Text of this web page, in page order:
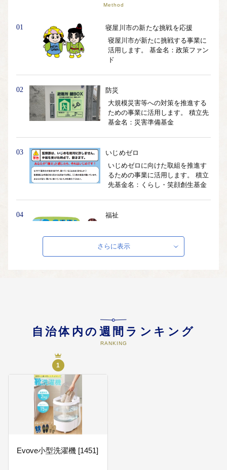
Method
01
寝屋川市の新たな挑戦を応援
寝屋川市が新たに挑戦する事業に
活用します。 基金名：政策ファン
ド
02
防災
大規模災害等への対策を推進する
ための事業に活用します。 積立先
基金名：災害準備基金
03
いじめゼロ
いじめゼロに向けた取組を推進す
るための事業に活用します。 積立
先基金名：くらし・笑顔創生基金
04
福祉
します。 積立先基金名：福祉基金
国際交流
さらに表示
自治体内の週間ランキング
RANKING
1
Evove小型洗濯機 [1451]